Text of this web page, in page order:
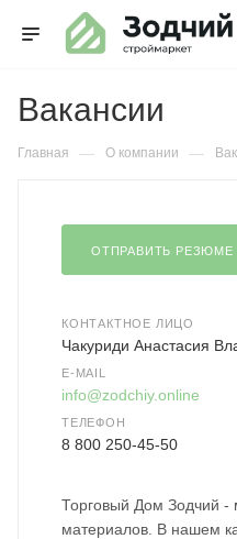
Вакансии
Главная — О компании —
ОТПРАВИТЬ РЕЗЮМЕ
КОНТАКТНОЕ ЛИЦО
Чакуриди Анастасия
E-MAIL
info@zodchiy.online
ТЕЛЕФОН
8 800 250-45-50
Торговый Дом Зодчий -
материалов. В нашем